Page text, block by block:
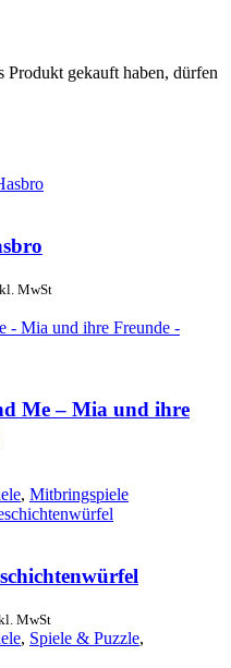
Produkt gekauft haben, dürfen
MwSt
Me – Mia und ihre
, Mitbringspiele
MwSt
, Spiele & Puzzle,